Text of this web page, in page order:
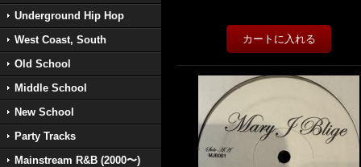
Underground Hip Hop
West Coast, South
Old School
Middle School
New School
Party Tracks
Mainstream R&B (2000〜)